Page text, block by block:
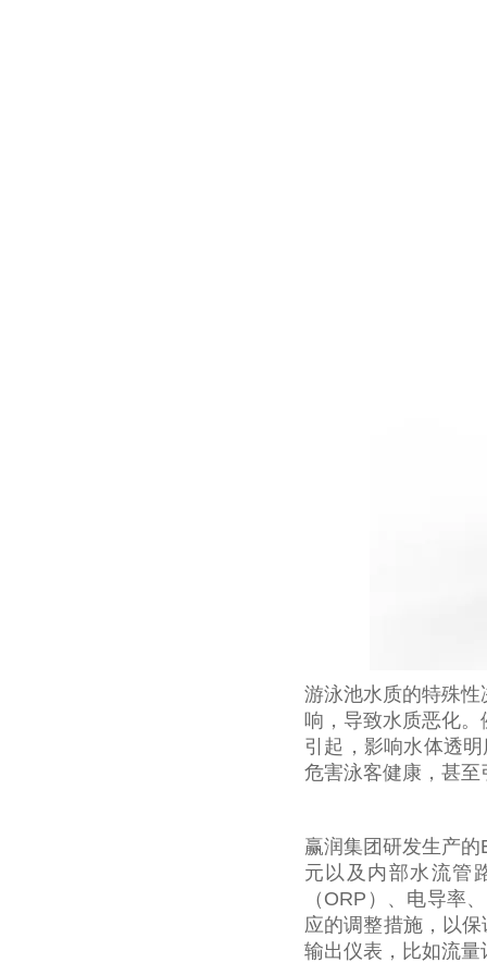
游泳池水质的特殊
响，导致水质恶化
引起，影响水体透
危害泳客健康，甚
赢润集团研发生产
元以及内部水流管
（ORP）、电导率
应的调整措施，以
输出仪表，比如流